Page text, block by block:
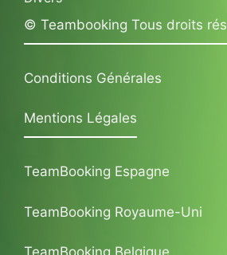
© Teambooking Tous droits
Conditions Générales
Mentions Légales
TeamBooking Espagne
TeamBooking Royaume-Uni